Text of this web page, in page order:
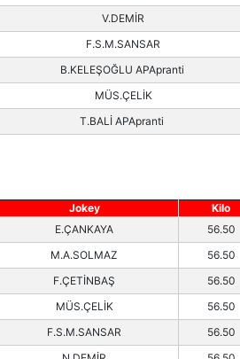
V.DEMİR
F.S.M.SANSAR
B.KELEŞOĞLU APApranti
MÜS.ÇELİK
T.BALİ APApranti
Jokey Kilo
E.ÇANKAYA 56.50
M.A.SOLMAZ 56.50
F.ÇETİNBAŞ 56.50
MÜS.ÇELİK 56.50
F.S.M.SANSAR 56.50